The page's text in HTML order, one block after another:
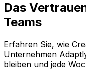
Das
Teams
Erfahren Sie, wie
Unternehmen
bleiben und jede